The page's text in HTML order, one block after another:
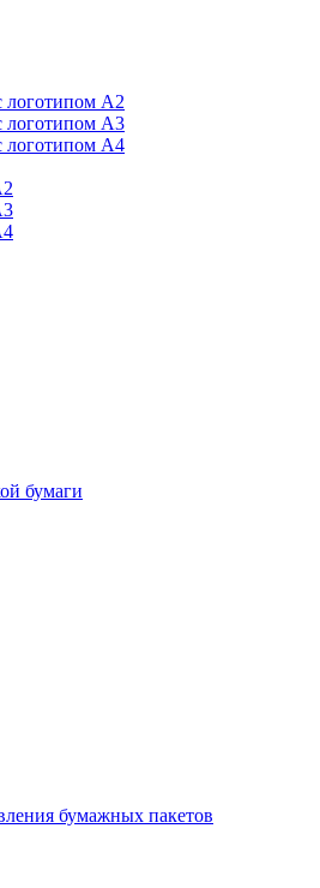
логотипом А2
логотипом А3
логотипом А4
бумаги
бумажных пакетов